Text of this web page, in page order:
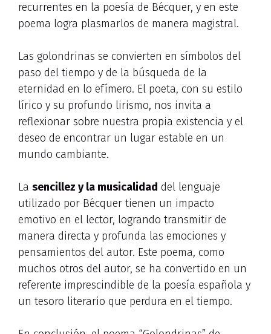
recurrentes en la poesía de Bécquer, y en este
poema logra plasmarlos de manera magistral.
Las golondrinas se convierten en símbolos del
paso del tiempo y de la búsqueda de la
eternidad en lo efímero. El poeta, con su estilo
lírico y su profundo lirismo, nos invita a
reflexionar sobre nuestra propia existencia y el
deseo de encontrar un lugar estable en un
mundo cambiante.
La sencillez y la musicalidad del lenguaje
utilizado por Bécquer tienen un impacto
emotivo en el lector, logrando transmitir de
manera directa y profunda las emociones y
pensamientos del autor. Este poema, como
muchos otros del autor, se ha convertido en un
referente imprescindible de la poesía española y
un tesoro literario que perdura en el tiempo.